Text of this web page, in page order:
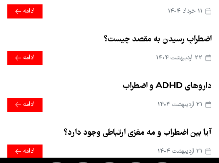
ادامه
اضطرابِ رسیدن به مقصد چیست؟
ادامه
داروهای ADHD و اضطراب
ادامه
آیا بین اضطراب و مه مغزی ارتباطی وجود دارد؟
ادامه